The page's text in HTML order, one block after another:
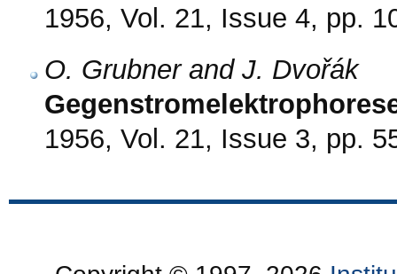
1956, Vol. 21, Issue 4, pp.
O. Grubner and J. Dvořák
1956, Vol. 21, Issue 3, pp.